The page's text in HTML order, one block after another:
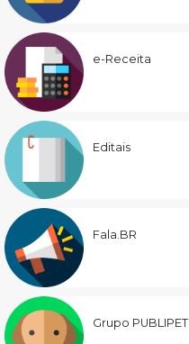
e-Receita
Editais
Fala.BR
Grupo PUBLIPET